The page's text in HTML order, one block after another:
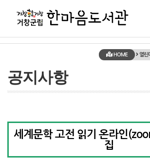
HOME 열린
공지사항
세계문학 고전 읽기 온라인
집